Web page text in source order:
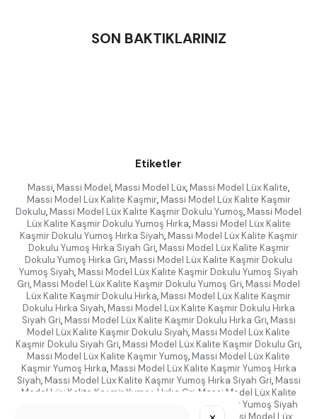
SON BAKTIKLARINIZ
Etiketler
Massi,Massi Model,Massi Model Lüx,Massi Model Lüx Kalite,
Massi Model Lüx Kalite Kaşmir, Massi Model Lüx Kalite Kaşmir
Dokulu,Massi Model Lüx Kalite Kaşmir Dokulu Yumoş,Massi Model
Lüx Kalite Kaşmir Dokulu Yumoş Hırka, Massi Model Lüx Kalite
Kaşmir Dokulu Yumoş Hırka Siyah, Massi Model Lüx Kalite Kaşmir
Dokulu Yumoş Hırka Siyah Gri, Massi Model Lüx Kalite Kaşmir
Dokulu Yumoş Hırka Gri,Massi Model Lüx Kalite Kaşmir Dokulu
Yumoş Siyah,Massi Model Lüx Kalite Kaşmir Dokulu Yumoş Siyah
Gri,Massi Model Lüx Kalite Kaşmir Dokulu Yumoş Gri,Massi Model
Lüx Kalite Kaşmir Dokulu Hırka,Massi Model Lüx Kalite Kaşmir
Dokulu Hırka Siyah, Massi Model Lüx Kalite Kaşmir Dokulu Hırka
Siyah Gri, Massi Model Lüx Kalite Kaşmir Dokulu Hırka Gri, Massi
Model Lüx Kalite Kaşmir Dokulu Siyah,Massi Model Lüx Kalite
Kaşmir Dokulu Siyah Gri,Massi Model Lüx Kalite Kaşmir Dokulu Gri,
Massi Model Lüx Kalite Kaşmir Yumoş,Massi Model Lüx Kalite
Kaşmir Yumoş Hırka, Massi Model Lüx Kalite Kaşmir Yumoş Hırka
Siyah, Massi Model Lüx Kalite Kaşmir Yumoş Hırka Siyah Gri, Massi
Model Lüx Kalite Kaşmir Yumoş Hırka Gri Massi Model Lüx Kalite
Massi Model Lüx Kalite Kaşmir Yumoş Siyah
Massi Model Lüx Kalite Kaşmir Yumoş Gri
Massi Model Lüx